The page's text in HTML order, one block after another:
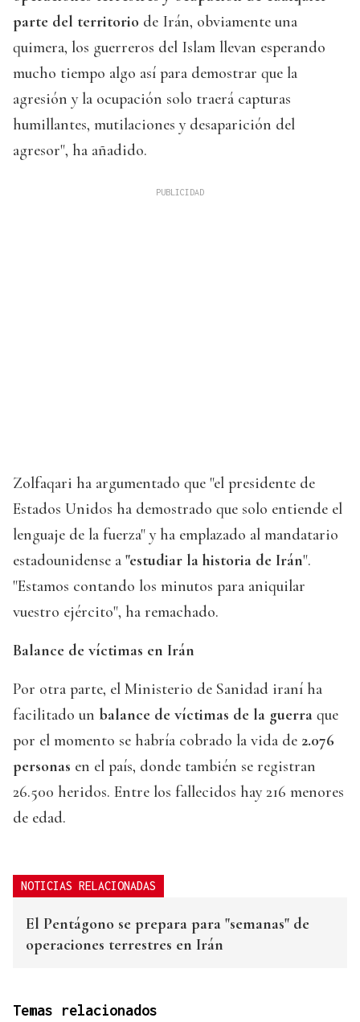
parte del territorio de Irán, obviamente una
quimera, los guerreros del Islam llevan esperando
mucho tiempo algo así para demostrar que la
agresión y la ocupación solo traerá capturas
humillantes, mutilaciones y desaparición del
agresor", ha añadido.
Zolfaqari ha argumentado que "el presidente de
Estados Unidos ha demostrado que solo entiende el
lenguaje de la fuerza" y ha emplazado al mandatario
estadounidense a "estudiar la historia de Irán".
"Estamos contando los minutos para aniquilar
vuestro ejército", ha remachado.
Balance de víctimas en Irán
Por otra parte, el Ministerio de Sanidad iraní ha
facilitado un balance de víctimas de la guerra que
por el momento se habría cobrado la vida de 2.076
personas en el país, donde también se registran
26.500 heridos. Entre los fallecidos hay 216 menores
de edad.
NOTICIAS RELACIONADAS
El Pentágono se prepara para "semanas" de
operaciones terrestres en Irán
Temas relacionados